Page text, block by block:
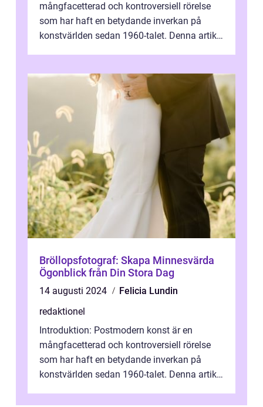
mångfacetterad och kontroversiell rörelse
som har haft en betydande inverkan på
konstvärlden sedan 1960-talet. Denna artikel
Bröllopsfotograf: Skapa Minnesvärda
Ögonblick från Din Stora Dag
14 augusti 2024
Felicia Lundin
redaktionel
Introduktion: Postmodern konst är en
mångfacetterad och kontroversiell rörelse
som har haft en betydande inverkan på
konstvärlden sedan 1960-talet. Denna artikel